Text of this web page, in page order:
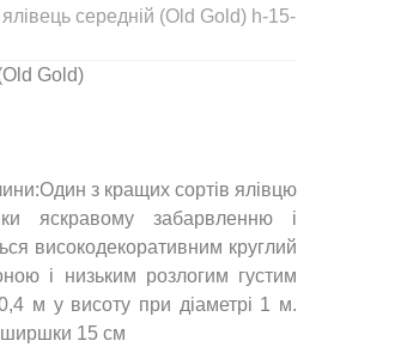
середній (Old Gold) h-15-
Gold)
з кращих сортів ялівцю
яскравому забарвленню і
високодекоративним круглий
і низьким розлогим густим
м у висоту при діаметрі 1 м.
15 см